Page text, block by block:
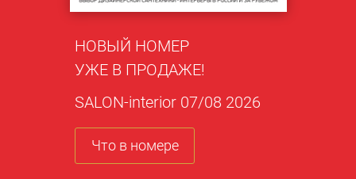
НОВЫЙ НОМЕР
УЖЕ В ПРОДАЖЕ!
SALON-interior 07/08 2026
Что в номере